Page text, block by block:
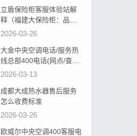
立盾保险柜客服体验站解
释（福建大保险柜：品质
卓越，安全可靠首选）
2026-03-26
大金中央空调电话/服务热
线总部400电话(网点/查询)
告诉你大金中央空调控制
2026-03-13
成都大成热水器售后服务
怎么收费标准
2026-03-26
欧威尔中央空调400客服电